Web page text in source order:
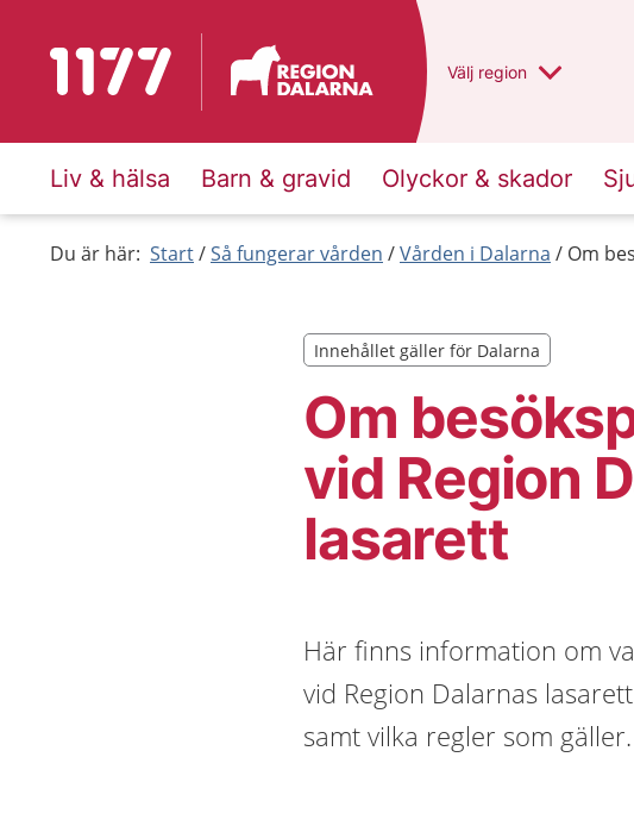
Till startsidan för 1177 Du har valt region
Välj en annan
region
Liv & hälsa Barn & gravid Olyckor & skador
Du är här: Start Så fungerar vården Vården i Dalarna Om
Om
vid Region
lasarett
Innehållet gäller för Dalarna
Innehållet gäller för Dalarna
Här finns information om
vid Region Dalarnas
samt vilka regler som gäller.